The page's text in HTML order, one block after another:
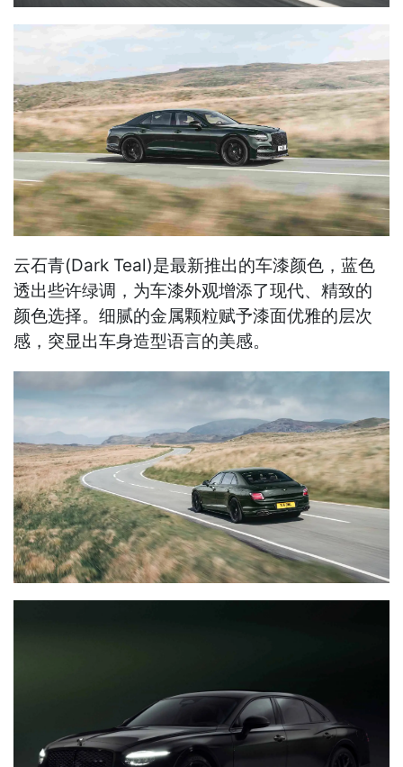
云石青(Dark Teal)是最新推出的车漆颜色，蓝色
透出些许绿调，为车漆外观增添了现代、精致的
颜色选择。细腻的金属颗粒赋予漆面优雅的层次
感，突显出车身造型语言的美感。